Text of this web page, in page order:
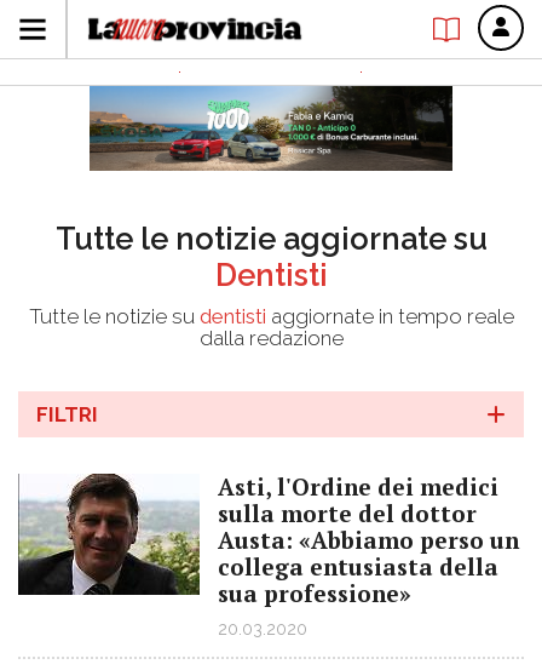
Tutte le notizie aggiornate su
Dentisti
Tutte le notizie su dentisti aggiornate in tempo reale
dalla redazione
FILTRI
Asti, l'Ordine dei medici
sulla morte del dottor
Austa: «Abbiamo perso un
collega entusiasta della
sua professione»
20.03.2020